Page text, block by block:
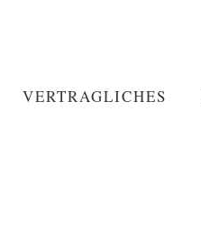
VERTRAGLICHES